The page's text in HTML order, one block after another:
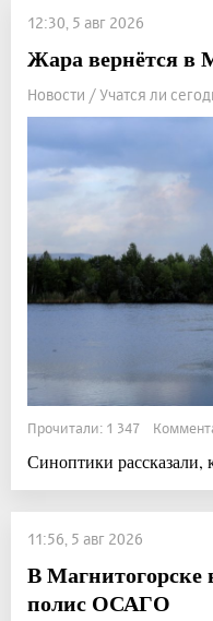
12:30, 5 авг 2026
Жара вернётся в
Новости / Учатся ли
Прочитали: 1 347
Синоптики рассказали,
11:56, 5 авг 2026
В
полис ОСАГО